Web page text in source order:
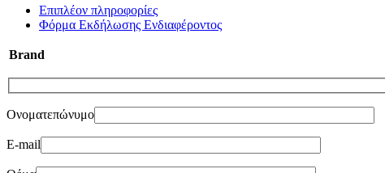
Επιπλέον πληροφορίες
Φόρμα Εκδήλωσης Ενδιαφέροντος
Brand
Ονοματεπώνυμο
E-mail